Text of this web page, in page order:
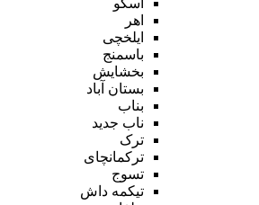
اهر
ایلخچی
باسمنج
بخشایش
بستان آباد
بناب
ناب جدید
ترک
ترکمانچای
تسوج
تیکمه داش